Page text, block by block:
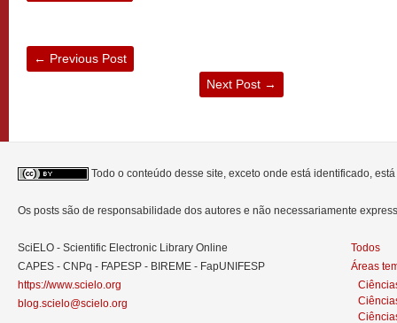
← Previous Post
Next Post →
Todo o conteúdo desse site, exceto onde está identificado,
Os posts são de responsabilidade dos autores e não necessariamente
SciELO - Scientific Electronic Library Online
CAPES - CNPq - FAPESP - BIREME - FapUNIFESP
https://www.scielo.org
blog.scielo@scielo.org
Todos
Áreas